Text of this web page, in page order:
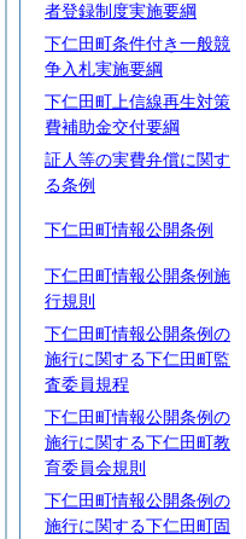
者登録制度実施要綱
下仁田町条件付き一般競
争入札実施要綱
下仁田町上信線再生対策
費補助金交付要綱
証人等の実費弁償に関す
る条例
下仁田町情報公開条例
下仁田町情報公開条例施
行規則
下仁田町情報公開条例の
施行に関する下仁田町監
査委員規程
下仁田町情報公開条例の
施行に関する下仁田町教
育委員会規則
下仁田町情報公開条例の
施行に関する下仁田町固